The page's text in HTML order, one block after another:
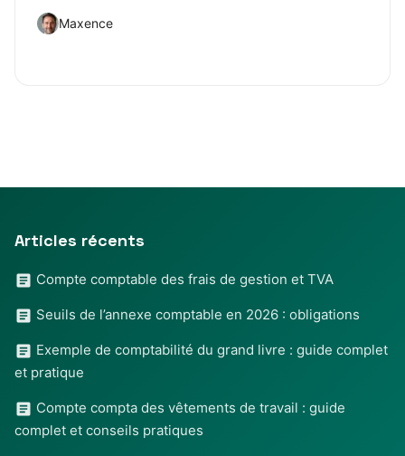
Maxence
Articles récents
Compte comptable des frais de gestion et TVA
Seuils de l’annexe comptable en 2026 : obligations
Exemple de comptabilité du grand livre : guide complet
et pratique
Compte compta des vêtements de travail : guide
complet et conseils pratiques